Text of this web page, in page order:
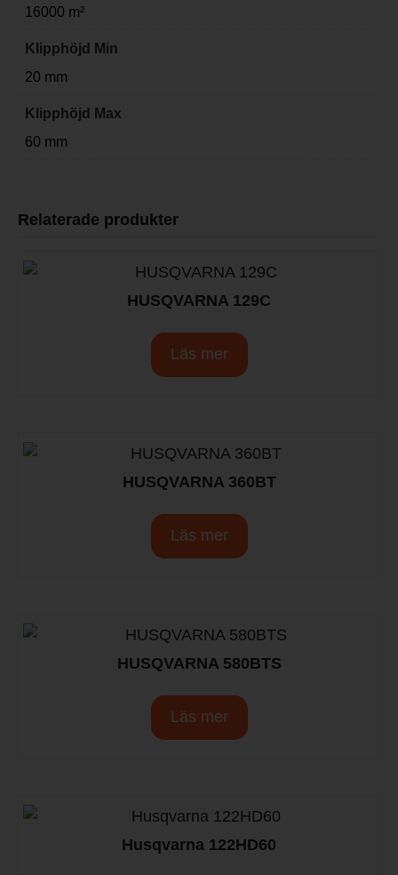
16000 m²
Klipphöjd Min
20 mm
Klipphöjd Max
60 mm
Relaterade produkter
HUSQVARNA 129C
Läs mer
HUSQVARNA 360BT
Läs mer
HUSQVARNA 580BTS
Läs mer
Husqvarna 122HD60